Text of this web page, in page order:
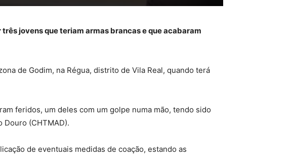
jovens que teriam armas brancas e que acabaram
de Godim, na Régua, distrito de Vila Real, quando terá
feridos, um deles com um golpe numa mão, tendo sido
(CHTMAD).
de eventuais medidas de coação, estando as